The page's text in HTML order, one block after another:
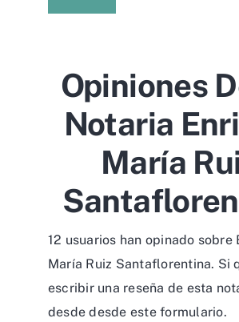
Opiniones
Notaria
María
12 usuarios han opinado sobre
María Ruiz Santaflorentina. Si
escribir una reseña de esta
desde desde este formulario.